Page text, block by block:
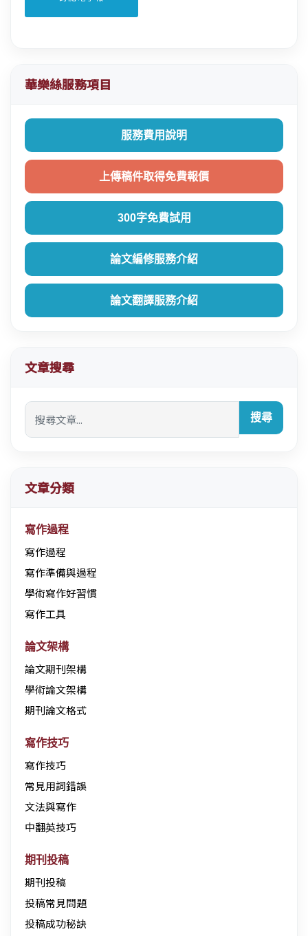
華樂絲服務項目
服務費用說明
上傳稿件取得免費報價
300字免費試用
論文編修服務介紹
論文翻譯服務介紹
文章搜尋
搜尋
文章分類
寫作過程
寫作過程
寫作準備與過程
學術寫作好習慣
寫作工具
論文架構
論文期刊架構
學術論文架構
期刊論文格式
寫作技巧
寫作技巧
常見用詞錯誤
文法與寫作
中翻英技巧
期刊投稿
期刊投稿
投稿常見問題
投稿成功秘訣